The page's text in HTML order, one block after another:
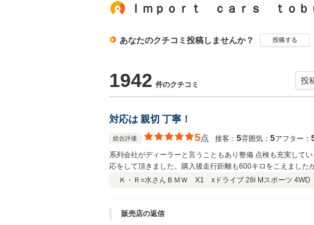
Ｉｍｐｏｒｔ ｃａｒｓ ｔｏｂ
あなたのクチコミ投稿しませんか？ 投稿する
1942 件のクチコミ
対応は 親切 丁寧！
総合評価 5点 接客： 5雰囲気： 5アフター：
系列会社がディーラーと言うこともあり整備 点検も充実して
応をして頂きました。購入後走行距離も600キロをこえました
Ｋ・Ｒ○水さん ＢＭＷ X1 xドライブ 28i Mスポーツ 4WD
販売店の返信